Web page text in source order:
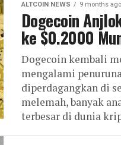
ALTCOIN NEWS 9 months ago
Dogecoin
ke $0.2000
Dogecoin kembali
mengalami
diperdagangkan di
melemah, banyak
terbesar di dunia